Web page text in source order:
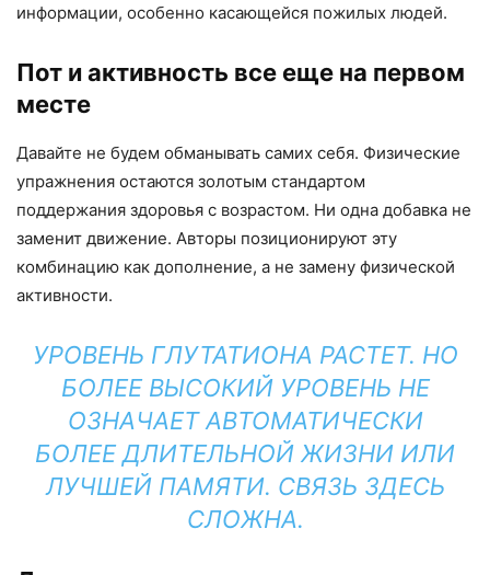
информации, особенно касающейся пожилых людей.
Пот и активность все еще на первом
месте
Давайте не будем обманывать самих себя. Физические
упражнения остаются золотым стандартом
поддержания здоровья с возрастом. Ни одна добавка не
заменит движение. Авторы позиционируют эту
комбинацию как дополнение, а не замену физической
активности.
УРОВЕНЬ ГЛУТАТИОНА РАСТЕТ. НО
БОЛЕЕ ВЫСОКИЙ УРОВЕНЬ НЕ
ОЗНАЧАЕТ АВТОМАТИЧЕСКИ
БОЛЕЕ ДЛИТЕЛЬНОЙ ЖИЗНИ ИЛИ
ЛУЧШЕЙ ПАМЯТИ. СВЯЗЬ ЗДЕСЬ
СЛОЖНА.